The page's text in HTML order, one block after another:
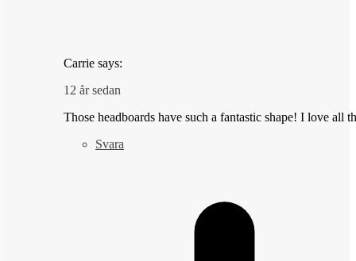
Carrie says:
12 år sedan
Those headboards have such a fantastic shape! I love all
Svara